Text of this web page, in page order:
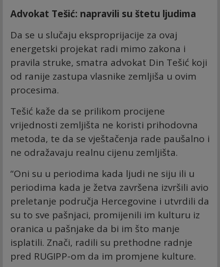
Advokat Tešić: napravili su štetu ljudima
Da se u slučaju eksproprijacije za ovaj
energetski projekat radi mimo zakona i
pravila struke, smatra advokat Din Tešić koji
od ranije zastupa vlasnike zemljiša u ovim
procesima.
Tešić kaže da se prilikom procijene
vrijednosti zemljišta ne koristi prihodovna
metoda, te da se vještačenja rade paušalno i
ne odražavaju realnu cijenu zemljišta.
“Oni su u periodima kada ljudi ne siju ili u
periodima kada je žetva završena izvršili avio
preletanje područja Hercegovine i utvrdili da
su to sve pašnjaci, promijenili im kulturu iz
oranica u pašnjake da bi im što manje
isplatili. Znači, radili su prethodne radnje
pred RUGIPP-om da im promjene kulture.